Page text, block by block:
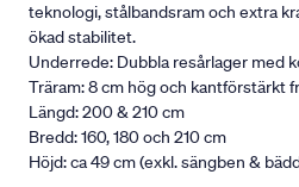
teknologi, stålbandsram och extra
ökad stabilitet.
Underrede: Dubbla resårlager med
Träram: 8 cm hög och kantförstärkt
Längd: 200 & 210 cm
Bredd: 160, 180 och 210 cm
Höjd: ca 49 cm (exkl. sängben &